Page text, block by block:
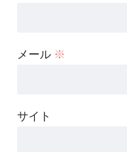
メール ※
サイト